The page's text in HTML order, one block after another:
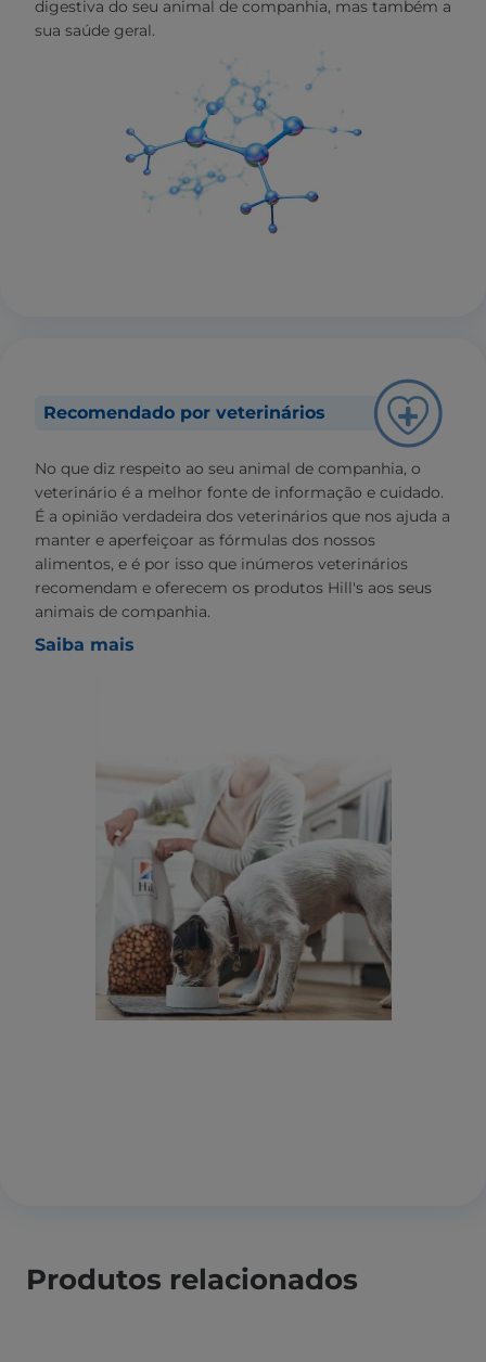
digestiva do seu animal de companhia, mas também a
sua saúde geral.
Recomendado por veterinários
No que diz respeito ao seu animal de companhia, o
veterinário é a melhor fonte de informação e cuidado.
É a opinião verdadeira dos veterinários que nos ajuda a
manter e aperfeiçoar as fórmulas dos nossos
alimentos, e é por isso que inúmeros veterinários
recomendam e oferecem os produtos Hill's aos seus
animais de companhia.
Saiba mais
Produtos relacionados